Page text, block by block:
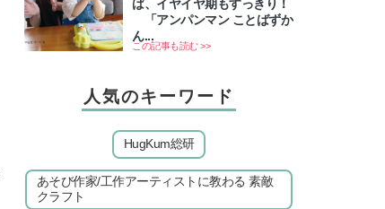
ば、イヤイヤ期もすっきり！
「アンパンマン ことばずか
ん...
この記事も読む >>
人気のキーワード
HugKum総研
あそび作家/工作アーティストに教わる 素敵
クラフト